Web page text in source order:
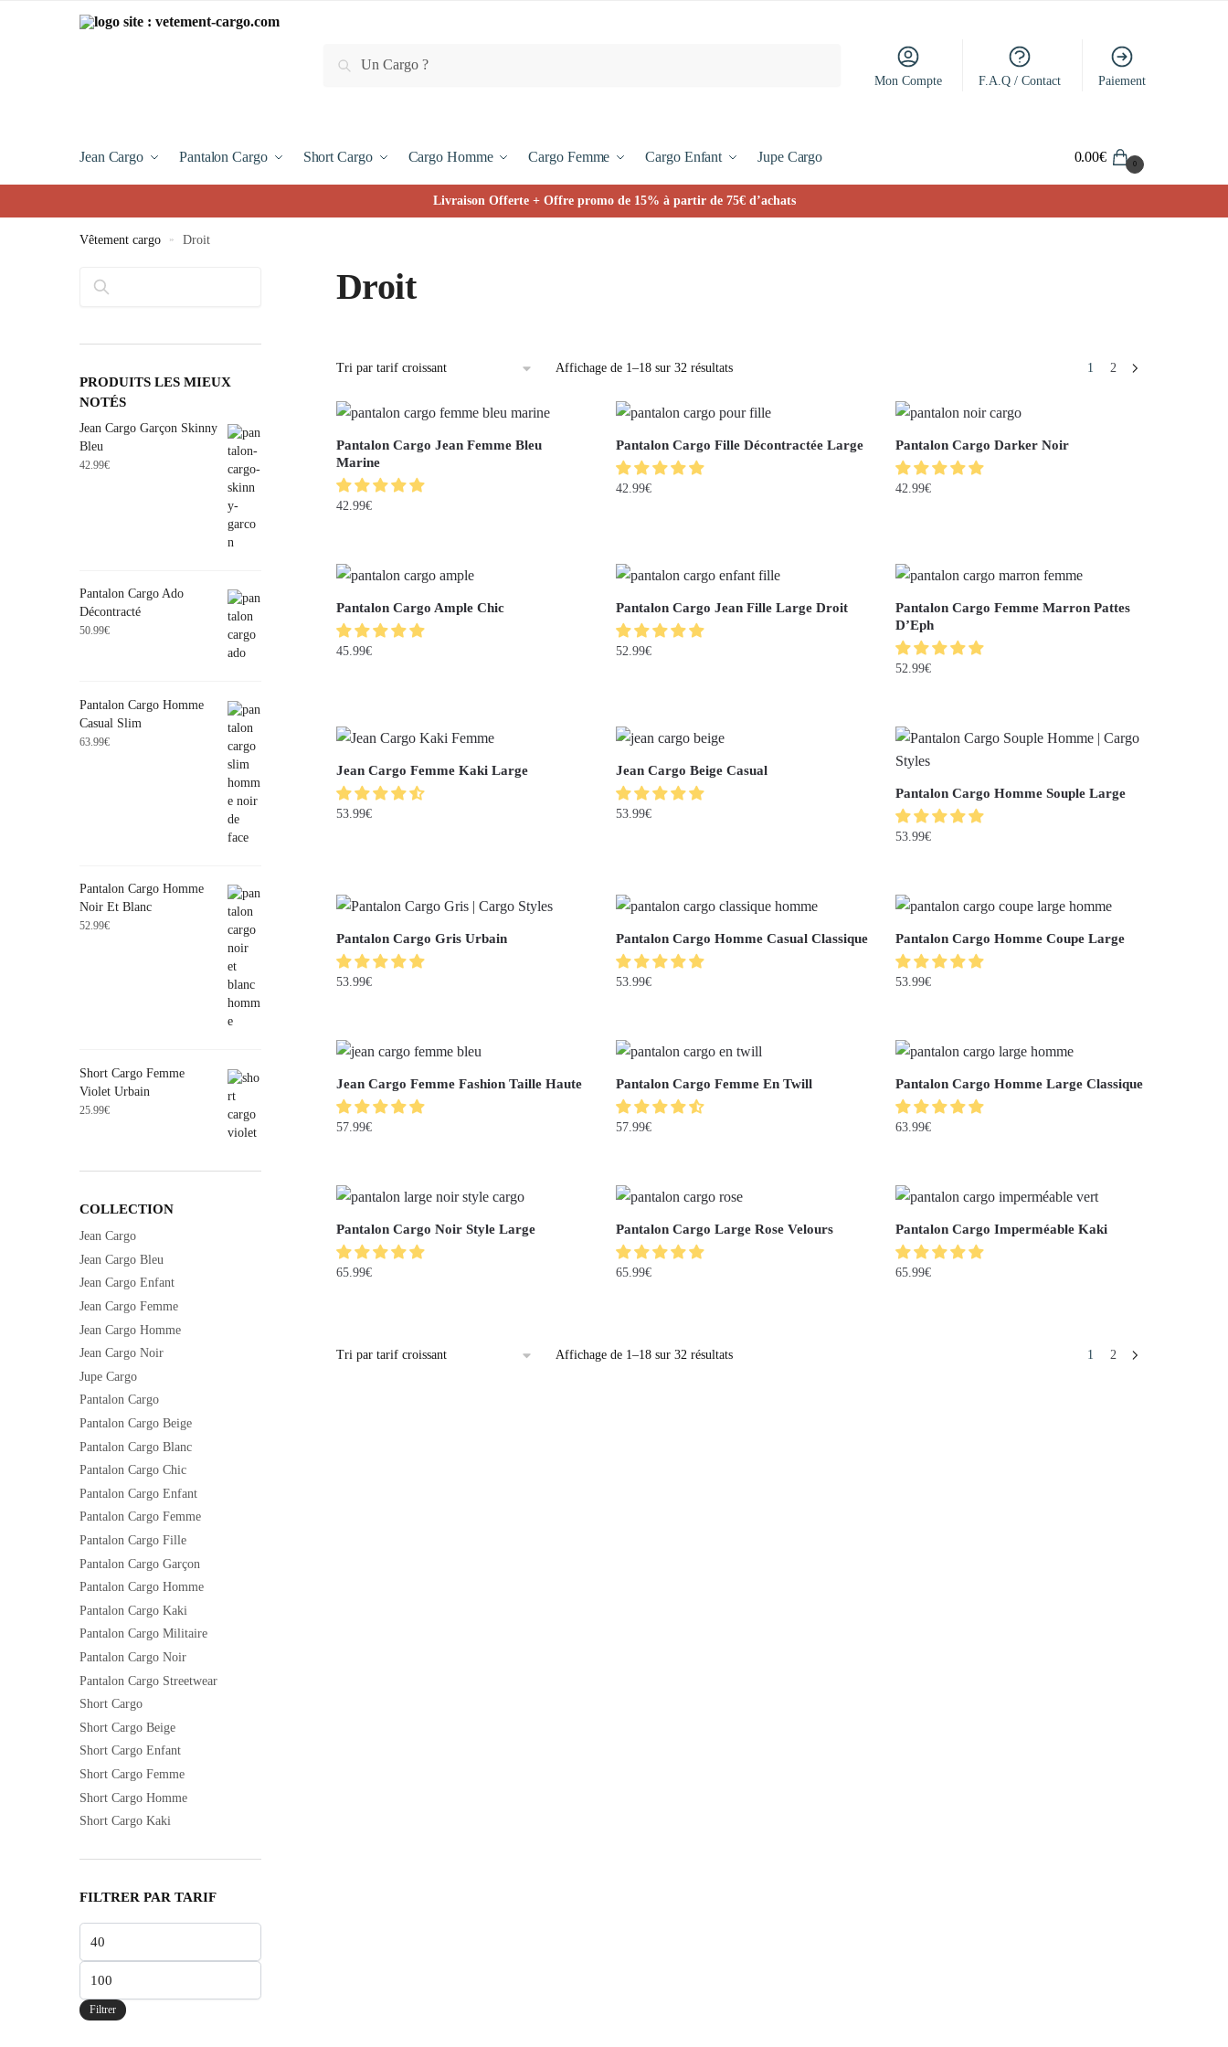
Recherche
Mon Compte F.A.Q / Contact Paiement
Jean Cargo Pantalon Cargo Short Cargo Cargo Homme Cargo Femme Cargo Enfant Jupe Cargo 0.00€ 0
Livraison Offerte + Offre promo de 15% à partir de 75€ d’achats
Vêtement cargo » Droit
Droit
Affichage de 1–18 sur 32 résultats 1 2
Pantalon Cargo Jean Femme Bleu
Marine
42.99€
Pantalon Cargo Fille Décontractée Large
42.99€
Pantalon Cargo Darker Noir
42.99€
Pantalon Cargo Ample Chic
45.99€
Pantalon Cargo Jean Fille Large Droit
52.99€
Pantalon Cargo Femme Marron Pattes
D’Eph
52.99€
Jean Cargo Femme Kaki Large
53.99€
Jean Cargo Beige Casual
53.99€
Pantalon Cargo Homme Souple Large
53.99€
Pantalon Cargo Gris Urbain
53.99€
Pantalon Cargo Homme Casual Classique
53.99€
Pantalon Cargo Homme Coupe Large
53.99€
Jean Cargo Femme Fashion Taille Haute
57.99€
Pantalon Cargo Femme En Twill
57.99€
Pantalon Cargo Homme Large Classique
63.99€
Pantalon Cargo Noir Style Large
65.99€
Pantalon Cargo Large Rose Velours
65.99€
Pantalon Cargo Imperméable Kaki
65.99€
Affichage de 1–18 sur 32 résultats 1 2
PRODUITS LES MIEUX
NOTÉS
Jean Cargo Garçon Skinny
Bleu
42.99€
Pantalon Cargo Ado
Décontracté
50.99€
Pantalon Cargo Homme
Casual Slim
63.99€
Pantalon Cargo Homme
Noir Et Blanc
52.99€
Short Cargo Femme
Violet Urbain
25.99€
COLLECTION
Jean Cargo
Jean Cargo Bleu
Jean Cargo Enfant
Jean Cargo Femme
Jean Cargo Homme
Jean Cargo Noir
Jupe Cargo
Pantalon Cargo
Pantalon Cargo Beige
Pantalon Cargo Blanc
Pantalon Cargo Chic
Pantalon Cargo Enfant
Pantalon Cargo Femme
Pantalon Cargo Fille
Pantalon Cargo Garçon
Pantalon Cargo Homme
Pantalon Cargo Kaki
Pantalon Cargo Militaire
Pantalon Cargo Noir
Pantalon Cargo Streetwear
Short Cargo
Short Cargo Beige
Short Cargo Enfant
Short Cargo Femme
Short Cargo Homme
Short Cargo Kaki
FILTRER PAR TARIF
Filtrer